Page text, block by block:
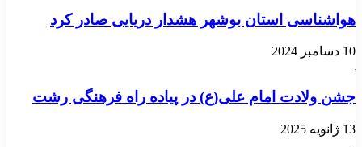
هواشناسی استان بوشهر هشدار دریایی صادر کرد
10 دسامبر 2024
جشن ولادت امام علی(ع) در پیاده راه فرهنگی رشت
13 ژانویه 2025